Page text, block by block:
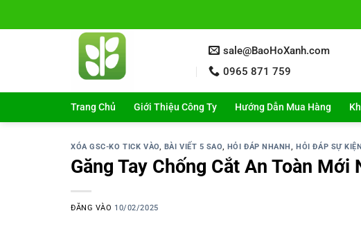
sale@BaoHoXanh.com
0965 871 759
Trang Chủ Giới Thiệu Công Ty Hướng Dẫn Mua Hàng
XÓA GSC-KO TICK VÀO, BÀI VIẾT 5 SAO, HỎI ĐÁP NHANH,HỎI ĐÁP SỰ KIỆN
Găng Tay Chống Cắt An Toàn Mới
ĐĂNG VÀO 10/02/2025